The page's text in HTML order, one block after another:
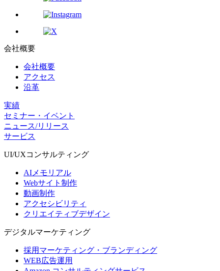
会社概要
会社概要
アクセス
沿革
実績
セミナー・イベント
ニュース/リリース
サービス
UI/UXコンサルティング
AIメモリアル
Webサイト制作
動画制作
アクセシビリティ
クリエイティブデザイン
デジタルマーケティング
採用マーケティング・ブランディング
WEB広告運用